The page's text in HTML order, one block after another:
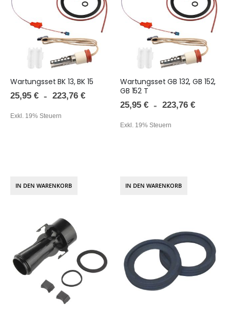
Wartungsset BK 13, BK 15
25,95 € 223,76 €
Exkl. 19% Steuern
IN DEN WARENKORB
Wartungsset GB 132, GB 152,
GB 152 T
25,95 € 223,76 €
Exkl. 19% Steuern
IN DEN WARENKORB